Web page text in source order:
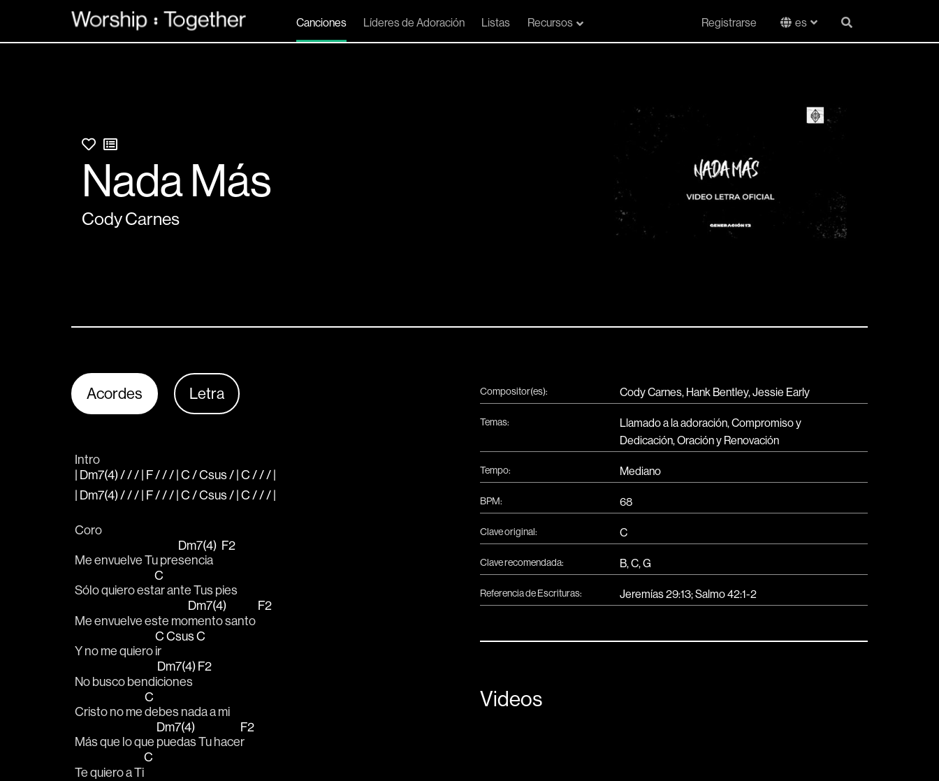
Canciones Líderes de Adoración Listas Recursos Registrarse es
Nada Más
Cody Carnes
Acordes Letra
Intro
| Dm7(4) / / / | F / / / | C / Csus / | C / / / |
| Dm7(4) / / / | F / / / | C / Csus / | C / / / |
Coro
Me envuelve Tu pre
Dm7(4)
sencia
F2
Sólo quiero est
C
ar ante Tus pies
Me envuelve este mo
Dm7(4)
mento santo
F2
Y no me quiero
C
ir
CsusC
No busco bendi
Dm7(4)
ciones
F2
Cristo no me
C
debes nada a mi
Más que lo que
Dm7(4)
puedas Tu hace
F2
r
Te quiero a Ti
C
Compositor(es): Cody Carnes, Hank Bentley, Jessie Early
Temas: Llamado a la adoración,Compromiso y
Dedicación,Oración y Renovación
Tempo: Mediano
BPM: 68
Clave original: C
Clave recomendada: B,C,G
Referencia de Escrituras: Jeremías 29:13; Salmo 42:1-2
Videos